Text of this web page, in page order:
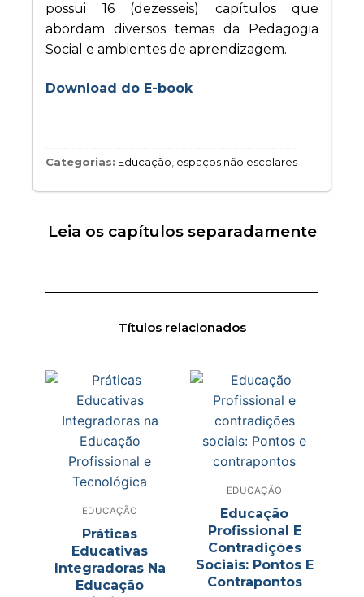
possui 16 (dezesseis) capítulos que
abordam diversos temas da Pedagogia
Social e ambientes de aprendizagem.
Download do E-book
Categorias: Educação espaços não escolares
Leia os capítulos separadamente
Títulos relacionados
EDUCAÇÃO
Práticas
Educativas
Integradoras Na
Educação
EDUCAÇÃO
Educação
Profissional E
Contradições
Sociais: Pontos E
Contrapontos